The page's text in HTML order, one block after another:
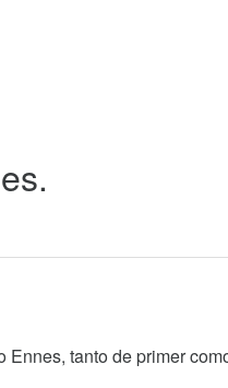
tanto de primer